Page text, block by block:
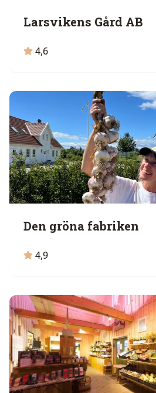
Larsvikens Gård AB
4,6
Den gröna fabriken
4,9